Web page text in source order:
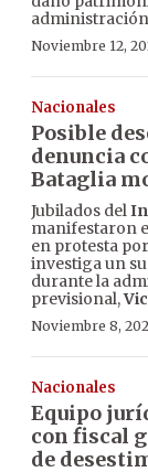
Noviembre 12,
Nacionales
Posible
denuncia
Bataglia
Jubilados del
manifestaron
en protesta
investiga un
durante la
previsional,
Noviembre 8,
Nacionales
Equipo
con fiscal
de